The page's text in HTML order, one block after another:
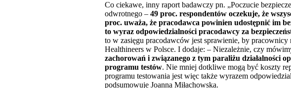
Co ciekawe, inny raport badawczy pn. „Poczucie
odwrotnego – 49 proc. respondentów oczekuje, że
proc. uważa, że pracodawca powinien udostępnić im
to wyraz odpowiedzialności pracodawcy za
to w zasięgu pracodawców jest sprawienie, by
Healthineers w Polsce. I dodaje: – Niezależnie, czy
zachorowań i związanego z tym paraliżu działalności
programu testów. Nie mniej dotkliwe mogą być koszty
programu testowania jest więc także wyrazem
podsumowuje Joanna Miłachowska.